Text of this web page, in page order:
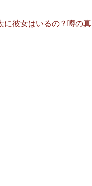
に彼女はいるの？噂の真